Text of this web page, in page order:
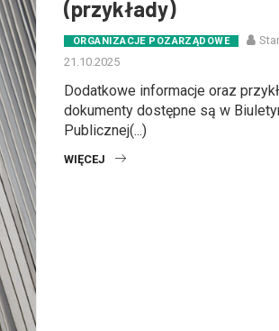
(przykłady)
ORGANIZACJE POZARZĄDOWE
21.10.2025
Dodatkowe informacje oraz
dokumenty dostępne są w
Publicznej(...)
WIĘCEJ